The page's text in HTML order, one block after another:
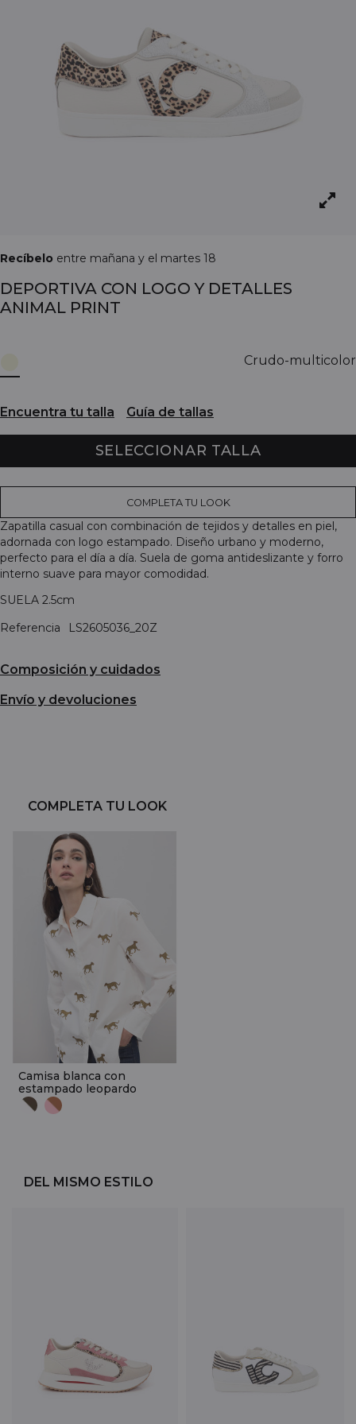
Recíbelo entre mañana y el martes 18
DEPORTIVA CON LOGO Y DETALLES
ANIMAL PRINT
Crudo-multicolor
Encuentra tu talla Guía de tallas
SELECCIONAR TALLA
COMPLETA TU LOOK
Zapatilla casual con combinación de tejidos y detalles en piel,
adornada con logo estampado. Diseño urbano y moderno,
perfecto para el día a día. Suela de goma antideslizante y forro
interno suave para mayor comodidad.
SUELA 2.5cm
Referencia
LS2605036_20Z
Composición y cuidados
Envío y devoluciones
COMPLETA TU LOOK
Camisa blanca con
estampado leopardo
DEL MISMO ESTILO